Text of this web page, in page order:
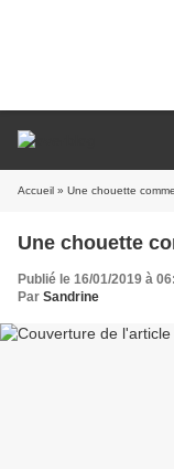
Accueil » Une chouette
Une chouette
Publié le 16/01/2019 à
Par Sandrine